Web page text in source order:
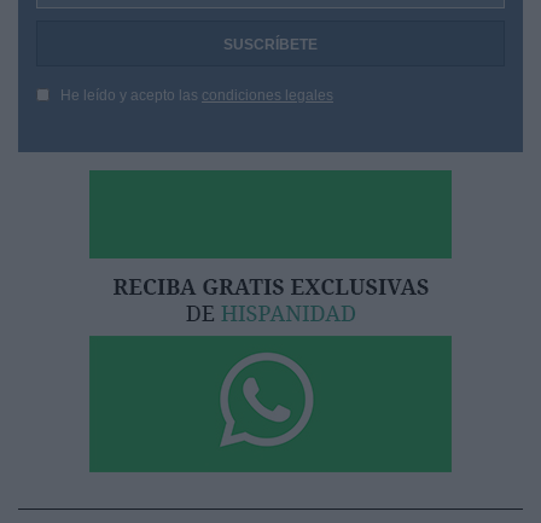
He leído y acepto las condiciones legales